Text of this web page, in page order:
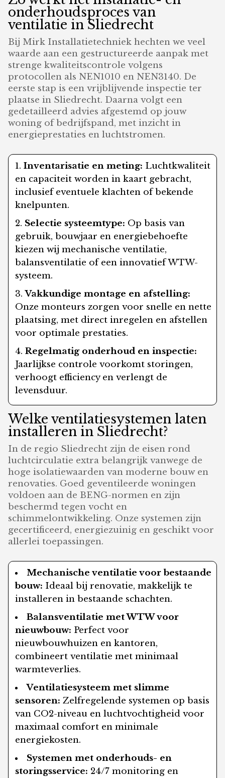
onderhoudsproces van
ventilatie in Sliedrecht
Bij Mirk Installatietechniek hechten we veel
waarde aan een gestructureerde aanpak met
strenge kwaliteitscontrole volgens
protocollen als NEN1010 en NEN3140. De
eerste stap is een vrijblijvende inspectie ter
plaatse in Sliedrecht. Daarna volgt een
gedetailleerd advies afgestemd op jouw
woning of bedrijfspand, met inzicht in
energieprestaties en luchtstromen.
Inventarisatie en meting: Luchtkwaliteit
en capaciteit worden in kaart gebracht,
inclusief eventuele klachten of bekende
knelpunten.
Selectie systeemtype: Op basis van
gebruik, bouwjaar en energiebehoefte
kiezen wij mechanische ventilatie,
balansventilatie of een innovatief WTW-
systeem.
Vakkundige montage en afstelling:
Onze monteurs zorgen voor snelle en nette
plaatsing, met direct inregelen en afstellen
voor optimale prestaties.
Regelmatig onderhoud en inspectie:
Jaarlijkse controle voorkomt storingen,
verhoogt efficiency en verlengt de
levensduur.
Welke ventilatiesystemen laten
installeren in Sliedrecht?
In de regio Sliedrecht zijn de eisen rond
luchtcirculatie extra belangrijk vanwege de
hoge isolatiewaarden van moderne bouw en
renovaties. Goed geventileerde woningen
voldoen aan de BENG-normen en zijn
beschermd tegen vocht en
schimmelontwikkeling. Onze systemen zijn
gecertificeerd, energiezuinig en geschikt voor
allerlei toepassingen.
Mechanische ventilatie voor bestaande
bouw: Ideaal bij renovatie, makkelijk te
installeren in bestaande schachten.
Balansventilatie met WTW voor
nieuwbouw: Perfect voor
nieuwbouwhuizen en kantoren,
combineert ventilatie met minimaal
warmteverlies.
Ventilatiesysteem met slimme
sensoren: Zelfregelende systemen op basis
van CO2-niveau en luchtvochtigheid voor
maximaal comfort en minimale
energiekosten.
Systemen met onderhouds- en
storingsservice: 24/7 monitoring en